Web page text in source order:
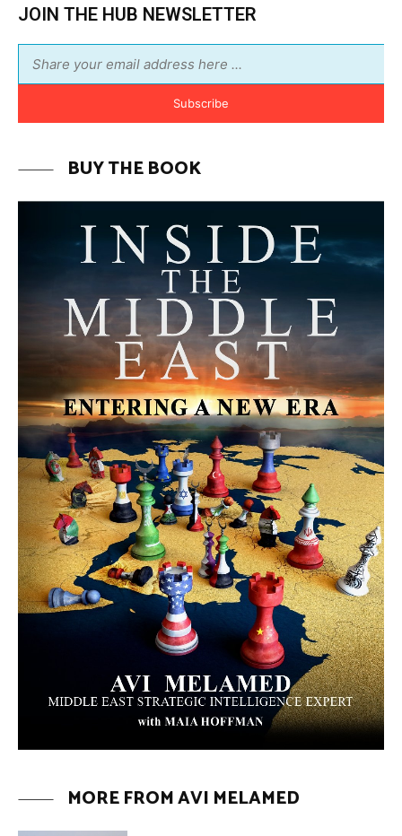
MORE FROM AVI MELAMED
The Moroccan Migration Rush to
Spain: Hope, Desperation, and the
Arab Debate | Avi Melamed
ARTICLES
Why Did a Belly Dance Video Spark a
Public Uproar in Egypt? | Avi
Melamed
ARTICLES
Umm Kulthum: The Greatest Arab
Singer and Israel | Avi Melamed
ARTICLES
Egypt vs. Argentina Through the
Lens of Middle Eastern Discourse |